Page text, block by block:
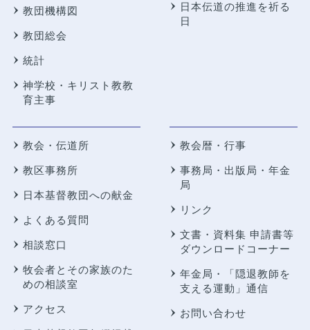
教団機構図
教団総会
統計
神学校・キリスト教教
育主事
日本伝道の推進を祈る
日
教会・伝道所
教区事務所
日本基督教団への献金
よくある質問
相談窓口
牧会者とその家族のた
めの相談室
アクセス
教会暦・行事
事務局・出版局・年金
局
リンク
文書・資料集 申請書等
ダウンロードコーナー
年金局・
「隠退教師を
支える運動」通信
お問い合わせ